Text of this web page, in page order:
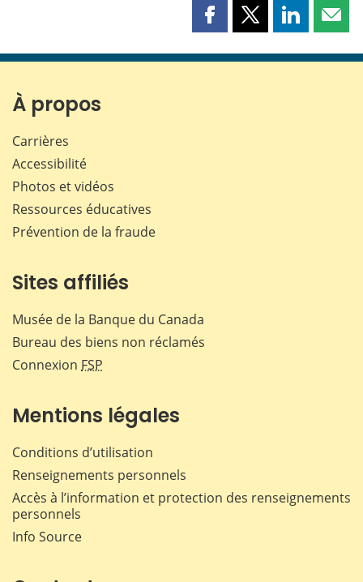
Partager
page
Partager
page
Partager
page page
À propos
Carrières
Accessibilité
Photos et vidéos
Ressources éducatives
Prévention de la fraude
Sites affiliés
Musée de la Banque du Canada
Bureau des biens non réclamés
Connexion FSP
Mentions légales
Conditions d’utilisation
Renseignements personnels
Accès à l’information et protection des renseignements
personnels
Info Source